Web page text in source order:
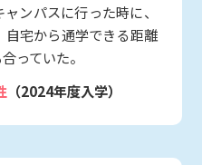
ンパスに行った時に、
宅から通学できる距離
っていた。
（2024年度入学）